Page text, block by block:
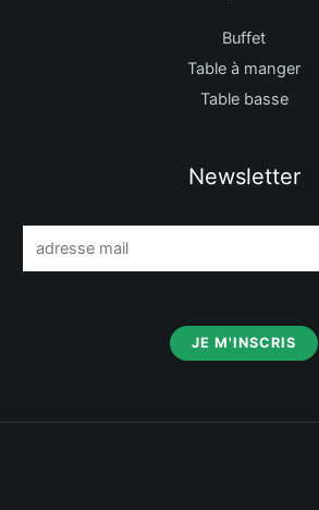
Buffet
Table à manger
Table basse
Newsletter
m
JE M'INSCRIS